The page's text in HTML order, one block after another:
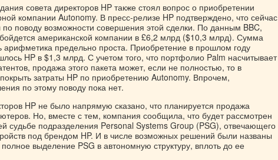
совета директоров HP также стоял вопрос о приобретении
компании Autonomy. В пресс-релизе HP подтверждено, что сейчас
по поводу возможности совершения этой сделки. По данным BBC,
американской компании в £6,2 млрд ($10,3 млрд). Сумма
арифметика предельно проста. Приобретение в прошлом году
HP в $1,3 млрд. С учетом того, что портфолио Palm насчитывает
продажа этого пакета может, если не полностью, то в
затраты HP по приобретению Autonomy. Впрочем,
по этому поводу пока нет.
HP не было напрямую сказано, что планируется продажа
Но, вместе с тем, компания сообщила, что будет рассмотрен
судьбе подразделения Personal Systems Group (PSG), отвечающего
под брендом HP. И в числе возможных решений были названы
полное выделение PSG в автономную структуру, вплоть до ее